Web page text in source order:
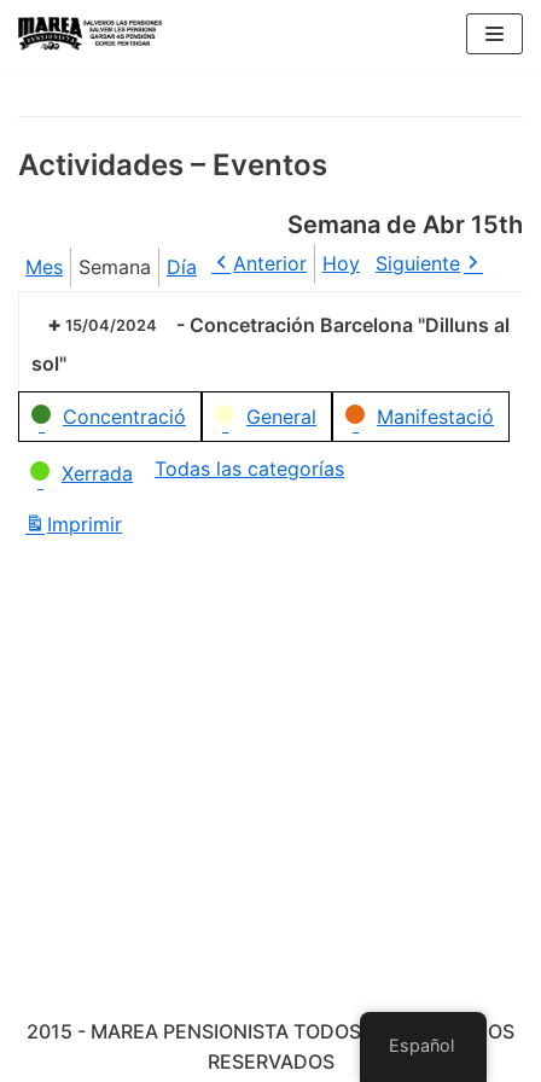
Saltar
Actividades – Eventos
Semana de Abr 15th
Mes Semana Día Anterior Hoy Siguiente
15/04/2024 - Concetración Barcelona "Dilluns al
sol"
Categorías
Concentració General Manifestació
Xerrada Todas las categorías
Imprimir
2015 - MAREA PENSIONISTA TODOS LOS DERECHOS
RESERVADOS
Español